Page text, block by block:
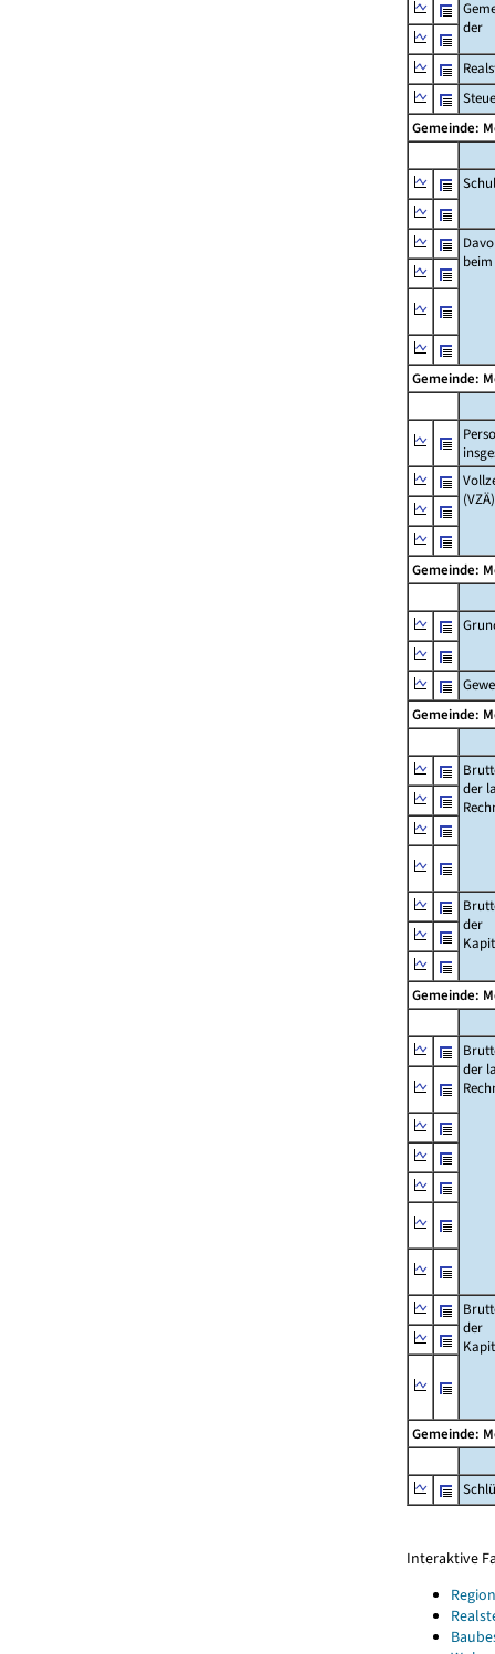
der
Gemeinde:
beim
Gemeinde:
(VZÄ)
Gemeinde:
Gemeinde:
der
der
Gemeinde:
der
der
Gemeinde:
Interaktive